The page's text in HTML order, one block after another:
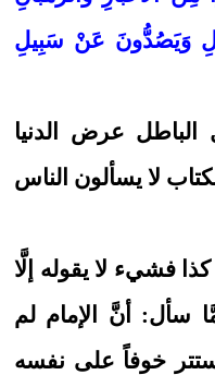
وَيَصُدُّونَ عَنْ سَبِيلِ
عرض الدنيا
لا يسألون الناس
فشيء لا يقوله إلَّا
سأل: أنَّ الإمام لم
خوفاً على نفسه